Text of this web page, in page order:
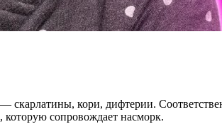
скарлатины, кори, дифтерии.
которую сопровождает насморк.